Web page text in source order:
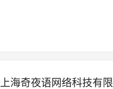
上海奇夜语网络科技有限